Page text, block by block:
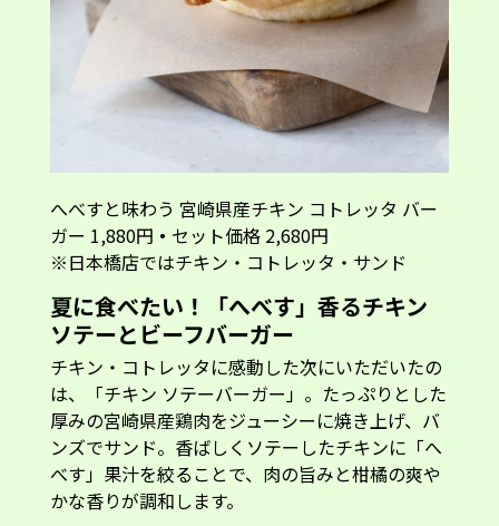
へべすと味わう 宮崎県産チキン コトレッタ バー
ガー 1,880円 ・ セット価格 2,680円
※日本橋店ではチキン・コトレッタ・サンド
夏に食べたい！「へべす」香るチキン
ソテーとビーフバーガー
チキン・コトレッタに感動した次にいただいたの
は、「チキン ソテーバーガー」。たっぷりとした
厚みの宮崎県産鶏肉をジューシーに焼き上げ、バ
ンズでサンド。香ばしくソテーしたチキンに「へ
べす」果汁を絞ることで、肉の旨みと柑橘の爽や
かな香りが調和します。